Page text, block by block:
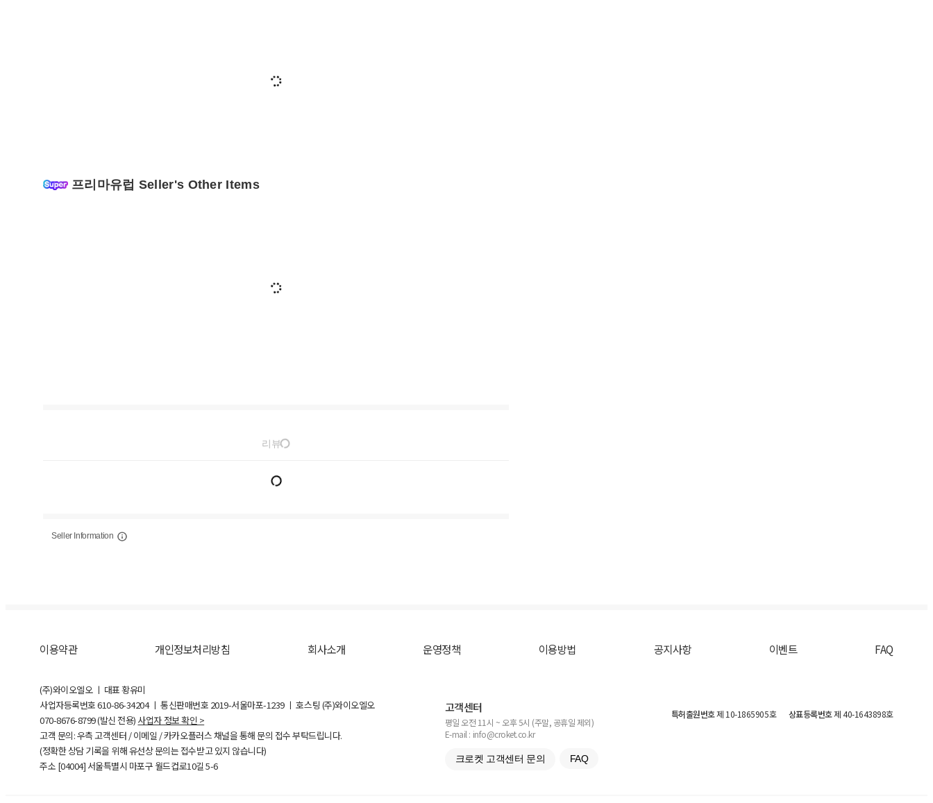
프리마유럽 Seller's Other Items
리뷰
Seller Information
이용약관 개인정보처리방침 회사소개 운영정책 이용방법 공지사항 이벤트 FAQ
(주)와이오엘오 ㅣ 대표 황유미
사업자등록번호610-86-34204ㅣ 통신판매번호 2019-서울마포-1239 ㅣ 호스팅 (주)와이오엘오
070-8676-8799 (발신 전용) 사업자 정보 확인 >
고객 문의: 우측 고객센터 / 이메일 / 카카오플러스 채널을 통해 문의 접수 부탁드립니다.
(정확한 상담 기록을 위해 유선상 문의는 접수받고 있지 않습니다)
주소 [04004] 서울특별시 마포구 월드컵로10길5-6
고객센터
평일 오전 11시 ~ 오후 5시 (주말, 공휴일 제외)
E-mail : info@croket.co.kr
크로켓 고객센터 문의 FAQ
특허출원번호제 10-1865905호 상표등록번호제 40-1643898호